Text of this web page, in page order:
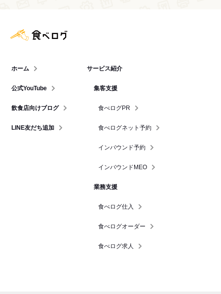
ホーム
公式YouTube
飲食店向けブログ
LINE友だち追加
サービス紹介
集客支援
食べログPR
食べログネット予約
インバウンド予約
インバウンドMEO
業務支援
食べログ仕入
食べログオーダー
食べログ求人